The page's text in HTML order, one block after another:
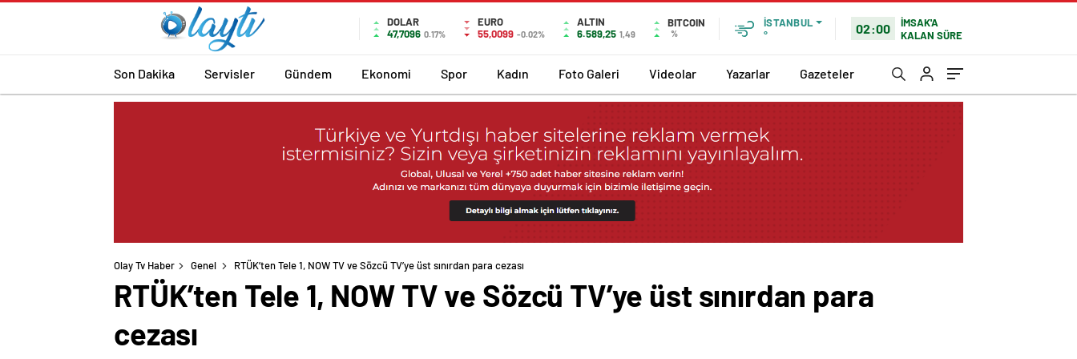
DOLAR
47,7096 0.17%
EURO
55,0099 -0.02%
ALTIN
6.589,25 1,49
BITCOIN
%
İSTANBUL
°
02:00
İMSAK'A
KALAN SÜRE
Son Dakika Servisler Gündem Ekonomi Spor Kadın Foto Galeri Videolar Yazarlar Gazeteler
Olay Tv Haber Genel RTÜK’ten Tele 1, NOW TV ve Sözcü TV’ye üst sınırdan para cezası
RTÜK’ten Tele 1, NOW TV ve Sözcü TV’ye üst sınırdan para
cezası